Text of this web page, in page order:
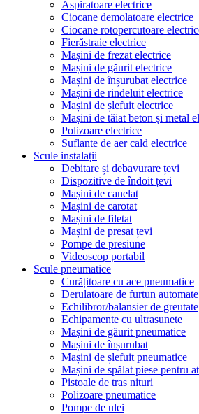
Aspiratoare electrice
Ciocane demolatoare electrice
Ciocane rotopercutoare
Fierăstraie electrice
Mașini de frezat electrice
Mașini de găurit electrice
Mașini de înșurubat electrice
Mașini de rindeluit electrice
Mașini de șlefuit electrice
Mașini de tăiat beton și metal
Polizoare electrice
Suflante de aer cald electrice
Scule instalații
Debitare și debavurare țevi
Dispozitive de îndoit țevi
Mașini de canelat
Mașini de carotat
Mașini de filetat
Mașini de presat țevi
Pompe de presiune
Videoscop portabil
Scule pneumatice
Curățitoare cu ace pneumatice
Derulatoare de furtun automate
Echilibror/balansier de greutate
Echipamente cu ultrasunete
Mașini de găurit pneumatice
Mașini de înșurubat
Mașini de șlefuit pneumatice
Mașini de spălat piese pentru
Pistoale de tras nituri
Polizoare pneumatice
Pompe de ulei